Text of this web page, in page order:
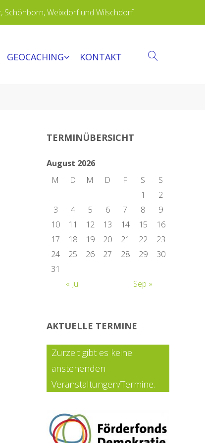
Schönborn, Weixdorf und Wilschdorf
GEOCACHING
KONTAKT
TERMINÜBERSICHT
August 2026
M
D M D F S
S
1
2
3
4 5 6 7 8
9
10
11 12 13 14 15
16
17
18 19 20 21 22
23
24
25 26 27 28 29
30
31
« Jul
Sep »
AKTUELLE TERMINE
Zurzeit gibt es keine
anstehenden
Veranstaltungen/Termine.